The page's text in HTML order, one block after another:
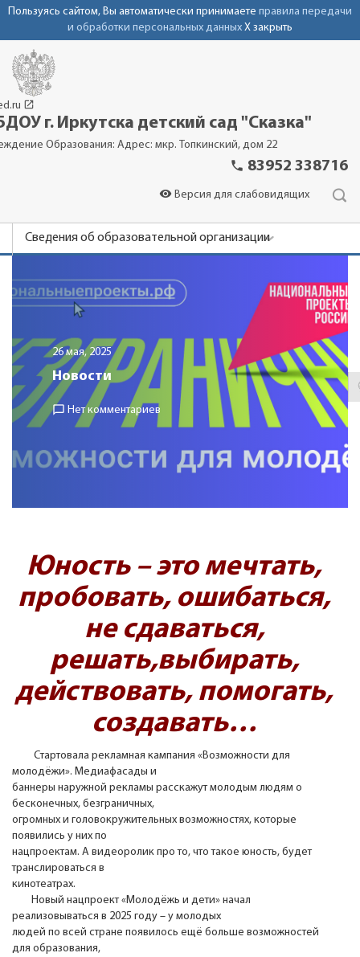
Пользуясь сайтом, Вы автоматически принимаете правила передачи
и обработки персональных данных X закрыть
launch
г. Иркутска детский сад "Сказка"
Образования: Адрес: мкр. Топкинский, дом 22
phone 83952 338716
visibility Версия для слабовидящих
Сведения об образовательной организации
Родителям
Контакты26 мая, 2025
Новости
chat_bubble_outline Нет комментариев
Юность – это мечтать,
пробовать, ошибаться,
не сдаваться,
решать,выбирать,
действовать, помогать,
создавать…
Стартовала рекламная кампания «Возможности для
молодёжи». Медиафасады и
баннеры наружной рекламы расскажут молодым людям о
бесконечных, безграничных,
огромных и головокружительных возможностях, которые
появились у них по
нацпроектам. А видеоролик про то, что такое юность, будет
транслироваться в
кинотеатрах.
Новый нацпроект «Молодёжь и дети» начал
реализовываться в 2025 году – у молодых
людей по всей стране появилось ещё больше возможностей
для образования,